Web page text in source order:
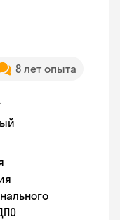
8 лет опыта